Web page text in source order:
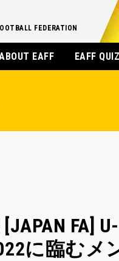
FEDERATION
EAFF EAFF
[JAPAN
に臨むメ